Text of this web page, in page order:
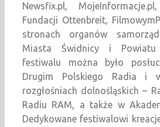
Newsfix.pl,
Fundacji Ottenbreit,
stronach organów
Miasta Świdnicy i Powiatu
festiwalu można było
Drugim Polskiego Radia i
rozgłośniach dolnośląskich –
Radiu RAM, a także w
Dedykowane festiwalowi